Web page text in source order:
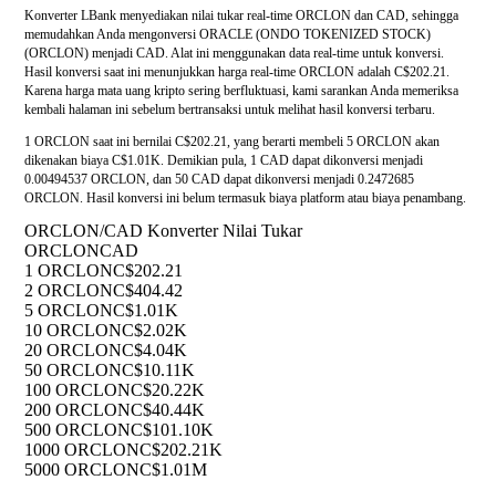
Konverter LBank menyediakan nilai tukar real-time ORCLON dan CAD, sehingga
memudahkan Anda mengonversi ORACLE (ONDO TOKENIZED STOCK)
(ORCLON) menjadi CAD. Alat ini menggunakan data real-time untuk konversi.
Hasil konversi saat ini menunjukkan harga real-time ORCLON adalah C$202.21.
Karena harga mata uang kripto sering berfluktuasi, kami sarankan Anda memeriksa
kembali halaman ini sebelum bertransaksi untuk melihat hasil konversi terbaru.
1 ORCLON saat ini bernilai C$202.21, yang berarti membeli 5 ORCLON akan
dikenakan biaya C$1.01K. Demikian pula, 1 CAD dapat dikonversi menjadi
0.00494537 ORCLON, dan 50 CAD dapat dikonversi menjadi 0.2472685
ORCLON. Hasil konversi ini belum termasuk biaya platform atau biaya penambang.
ORCLON/CAD Konverter Nilai Tukar
ORCLONCAD
1 ORCLONC$202.21
2 ORCLONC$404.42
5 ORCLONC$1.01K
10 ORCLONC$2.02K
20 ORCLONC$4.04K
50 ORCLONC$10.11K
100 ORCLONC$20.22K
200 ORCLONC$40.44K
500 ORCLONC$101.10K
1000 ORCLONC$202.21K
5000 ORCLONC$1.01M